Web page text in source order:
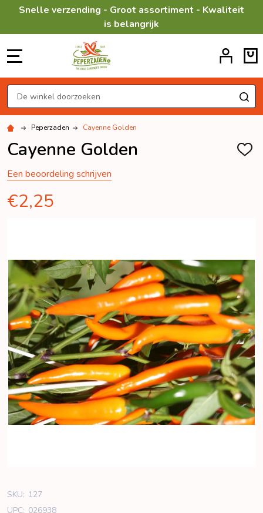
Snelle verzending - Groot assortiment - Kwaliteit
is belangrijk
Zoeken
Peperzaden Cayenne Golden
Cayenne Golden
Een beoordeling schrijven
€2,25
SKU: 127
UPC: 026938